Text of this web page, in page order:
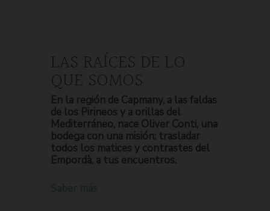
LAS RAÍCES DE LO
QUE SOMOS
En la región de Capmany, a las faldas
de los Pirineos y a orillas del
Mediterráneo, nace Oliver Conti, una
bodega con una misión: trasladar
todos los matices y contrastes del
Empordà, a tus encuentros.